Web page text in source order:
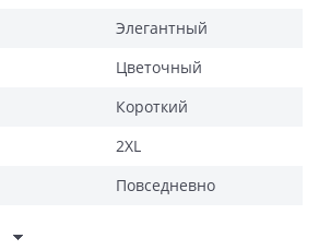
Элегантный
Цветочный
Короткий
2XL
Повседневно